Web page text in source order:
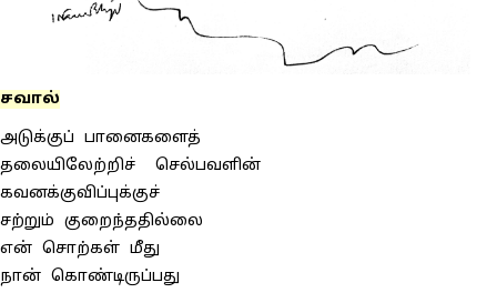
சவால்
அடுக்குப் பானைகளைத்
தலையிலேற்றிச் செல்பவளின்
கவனக்குவிப்புக்குச்
சற்றும் குறைந்ததில்லை
என் சொற்கள் மீது
நான் கொண்டிருப்பது